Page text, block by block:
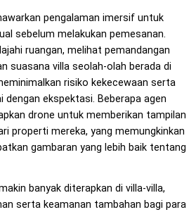
pengalaman imersif untuk
sebelum melakukan pemesanan.
ruangan, melihat pemandangan
suasana villa seolah-olah berada di
risiko kekecewaan serta
ekspektasi. Beberapa agen
drone untuk memberikan tampilan
properti mereka, yang memungkinkan
gambaran yang lebih baik tentang
banyak diterapkan di villa-villa,
serta keamanan tambahan bagi para